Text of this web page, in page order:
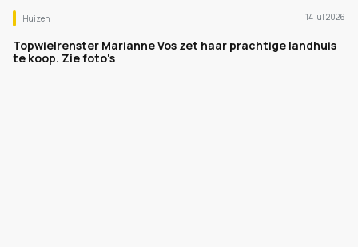
Huizen 14 jul 2026
Topwielrenster Marianne Vos zet haar prachtige landhuis
te koop. Zie foto's